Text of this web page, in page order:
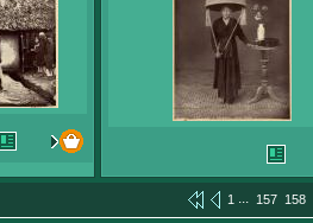
1 ... 157 158